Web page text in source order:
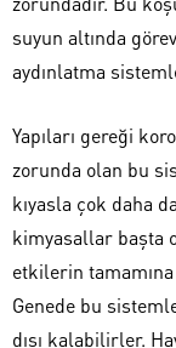
suyun altında
aydınlatma
Yapıları gereği
zorunda olan bu
kıyasla çok daha
kimyasallar başta
etkilerin
Genede bu
dışı kalabilirler.